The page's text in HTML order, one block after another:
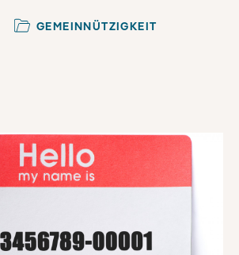
GEMEINNÜTZIGKEIT